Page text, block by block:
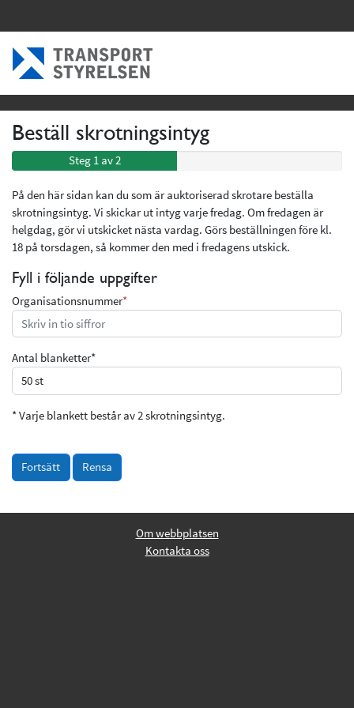
Beställ skrotningsintyg
Steg 1 av 2
På den här sidan kan du som är auktoriserad skrotare beställa
skrotningsintyg. Vi skickar ut intyg varje fredag. Om fredagen är
helgdag, gör vi utskicket nästa vardag. Görs beställningen före kl.
18 på torsdagen, så kommer den med i fredagens utskick.
Fyll i följande uppgifter
Organisationsnummer
Antal blanketter
Varje blankett består av 2 skrotningsintyg.
Fortsätt Rensa
Om webbplatsen
Kontakta oss